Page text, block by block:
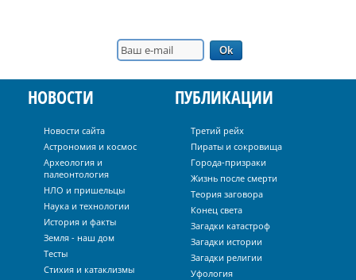
НОВОСТИ
Новости сайта
Астрономия и космос
Археология и
палеонтология
НЛО и пришельцы
Наука и технологии
История и факты
Земля - наш дом
Тесты
Стихия и катаклизмы
ПУБЛИКАЦИИ
Третий рейх
Пираты и сокровища
Города-призраки
Жизнь после смерти
Теория заговора
Конец света
Загадки катастроф
Загадки истории
Загадки религии
Уфология